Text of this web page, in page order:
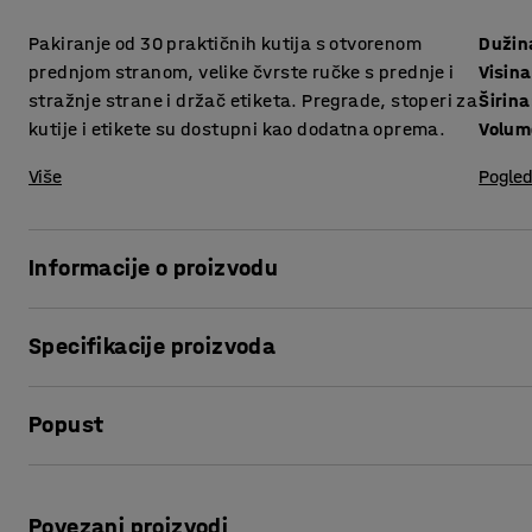
Pakiranje od 30 praktičnih kutija s otvorenom
prednjom stranom, velike čvrste ručke s prednje i
stražnje strane i držač etiketa. Pregrade, stoperi za
kutije i etikete su dostupni kao dodatna oprema.
Više
Visina
Širina
Informacije o proizvodu
odgovaraju vašim policama!
čvrste ručke, sprijeda i straga, što olakšava povlačenje
Specifikacije proizvoda
Visina: 95
Visina, Unutarnja
mm
Popust
Povezani proizvodi